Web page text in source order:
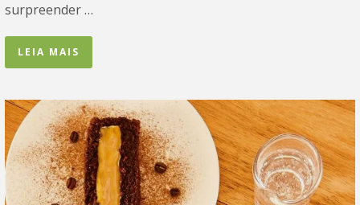
surpreender …
LEIA MAIS